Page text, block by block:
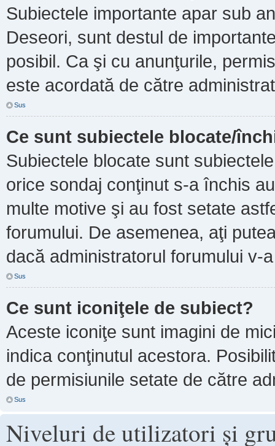
Subiectele importante apar sub
Deseori, sunt destul de
posibil. Ca şi cu anunţurile,
este acordată de către
Sus
Ce sunt subiectele blocate/
Subiectele blocate sunt
orice sondaj conţinut s-a închis
multe motive şi au fost setate
forumului. De asemenea, aţi
dacă administratorul forumului v-
Sus
Ce sunt iconiţele de subiect?
Aceste iconiţe sunt imagini de
indica conţinutul acestora.
de permisiunile setate de către
Sus
Niveluri de utilizatori şi